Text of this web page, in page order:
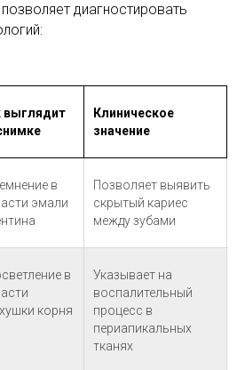
диагностировать
выглядит
Клиническое
значение
в
эмали
Позволяет выявить
скрытый кариес
между зубами
в
корня
Указывает на
воспалительный
процесс в
периапикальных
тканях